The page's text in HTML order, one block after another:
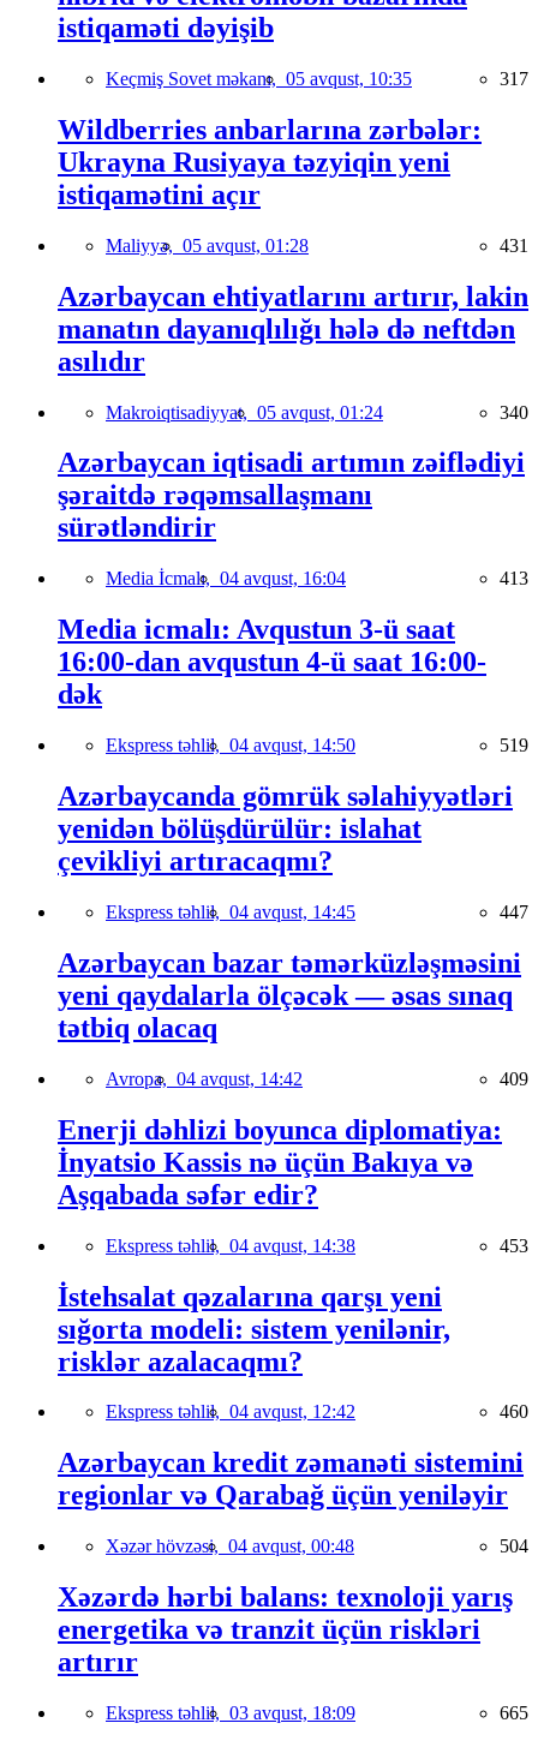
istiqaməti dəyişib
Keçmiş Sovet məkanı, 05 avqust, 10:35 317
Wildberries anbarlarına zərbələr:
Ukrayna Rusiyaya təzyiqin yeni
istiqamətini açır
Maliyyə, 05 avqust, 01:28 431
Azərbaycan ehtiyatlarını artırır, lakin
manatın dayanıqlılığı hələ də neftdən
asılıdır
Makroiqtisadiyyat, 05 avqust, 01:24 340
Azərbaycan iqtisadi artımın zəiflədiyi
şəraitdə rəqəmsallaşmanı
sürətləndirir
Media İcmalı, 04 avqust, 16:04 413
Media icmalı: Avqustun 3-ü saat
16:00-dan avqustun 4-ü saat 16:00-
dək
Ekspress təhlil, 04 avqust, 14:50 519
Azərbaycanda gömrük səlahiyyətləri
yenidən bölüşdürülür: islahat
çevikliyi artıracaqmı?
Ekspress təhlil, 04 avqust, 14:45 447
Azərbaycan bazar təmərküzləşməsini
yeni qaydalarla ölçəcək — əsas sınaq
tətbiq olacaq
Avropa, 04 avqust, 14:42 409
Enerji dəhlizi boyunca diplomatiya:
İnyatsio Kassis nə üçün Bakıya və
Aşqabada səfər edir?
Ekspress təhlil, 04 avqust, 14:38 453
İstehsalat qəzalarına qarşı yeni
sığorta modeli: sistem yenilənir,
risklər azalacaqmı?
Ekspress təhlil, 04 avqust, 12:42 460
Azərbaycan kredit zəmanəti sistemini
regionlar və Qarabağ üçün yeniləyir
Xəzər hövzəsi, 04 avqust, 00:48 504
Xəzərdə hərbi balans: texnoloji yarış
energetika və tranzit üçün riskləri
artırır
Ekspress təhlil, 03 avqust, 18:09 665